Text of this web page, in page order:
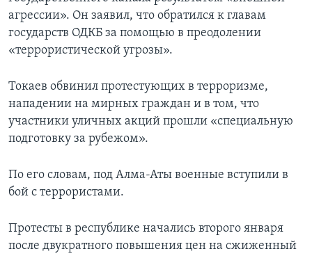
агрессии». Он заявил, что обратился к главам
государств ОДКБ за помощью в преодолении
«террористической угрозы».
Токаев обвинил протестующих в терроризме,
нападении на мирных граждан и в том, что
участники уличных акций прошли «специальную
подготовку за рубежом».
По его словам, под Алма-Аты военные вступили в
бой с террористами.
Протесты в республике начались второго января
после двукратного повышения цен на сжиженный